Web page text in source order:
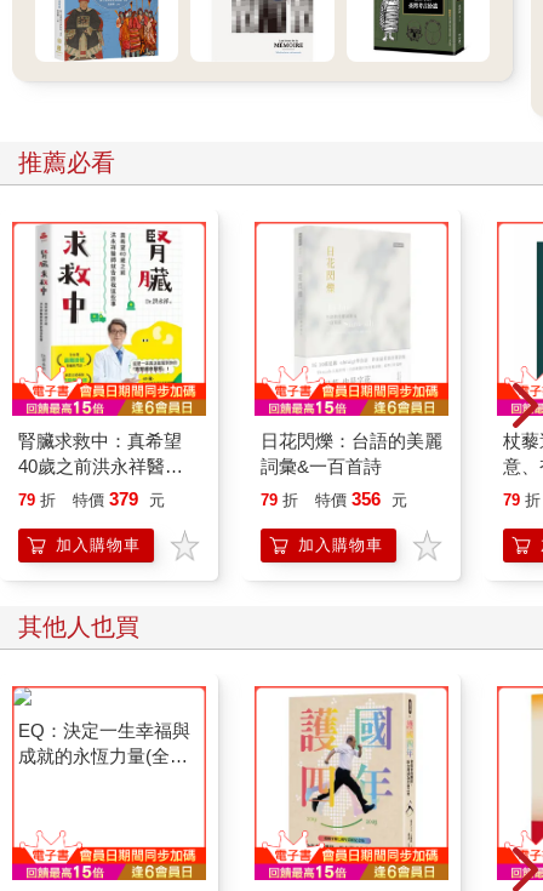
2006年，這些玩家組成「暴徒蜂潮」，向兄弟連宣戰，展開一場
史詩級對決。暴徒蜂潮發揮極致的遊戲技巧，團結一致，互相配
合，終於在這場小蝦米對抗大鯨魚的戰役中取得勝利。兄弟連的
虛擬艦隊慘遭摧毀，組織成員虧損了六千美金。
隊友，瓦解所有敵方反擊。龐大的人數，再加上對任務的高度參
與，讓暴徒蜂潮即便面對富裕的對手仍能取得優勢。最後，兄弟
連主席阿格瑪親自宣布，他比較認同暴徒蜂潮的水平組織結構，
決定叛逃至暴徒蜂潮，為這場戰役正式畫下句點。這場大起義最
美麗之處，便是直接衝擊了遊戲開發商CCP Games的商業營利計
畫──當時該開發商正在為了增加收益而引進遊戲內小額購買的機
制。
這類遊戲社群的行動，證明了遊戲場域有潛力成為民眾政治表達
的空間。和許多開發商的說法不同，玩家社群的行動是完全自動
自發的，反映出數百甚至數千名玩家對改革的追求。玩家表達訴
求的方法有很多種：在遊戲內組織政治活動或消費者行動，集體
干擾遊戲，開線上會議，甚至是在遊戲中擔當現實世界中會出現
相對被動的玩家成為政治的主動參與者。
推薦必看
腎臟求救中：真希望
40歲之前洪永祥醫師
就告訴我這些事
79 折 特價 379 元
加入購物車
日花閃爍：台語的美麗
詞彙&一百首詩
79 折 特價 356 元
加入購物車
杖
意
恭
79 折
其他人也買